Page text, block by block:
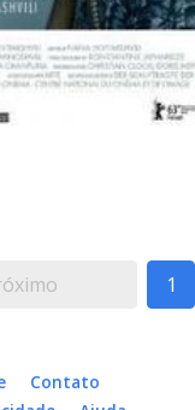
1
Contato